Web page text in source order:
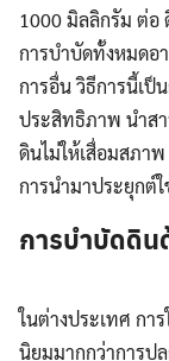
1000 มิลลิกรัม ต่อ
การบำบัดทั้งหมดอ
การอื่น วิธีการนี้เป็
ประสิทธิภาพ นำส
ดินไม่ให้เสื่อมสภา
การนำมาประยุกต์
การบำบัดดิน
ในต่างประเทศ กา
นิยมมากกว่าการป